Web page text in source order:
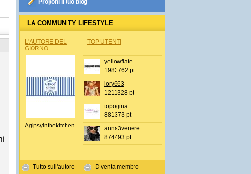
Proponi il tuo blog
LA COMMUNITY LIFESTYLE
L'AUTORE DEL
GIORNO
Agipsyinthekitchen
Tutto sull'autore
TOP UTENTI
yellowflate
1983762 pt
lory663
1211328 pt
topogina
881373 pt
anna3venere
874493 pt
Diventa membro